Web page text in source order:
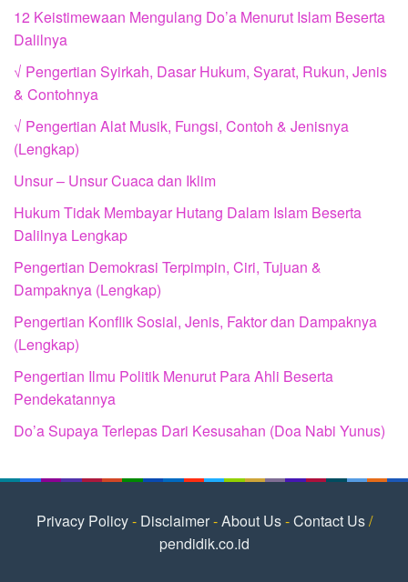
12 Keistimewaan Mengulang Do’a Menurut Islam Beserta
Dalilnya
√ Pengertian Syirkah, Dasar Hukum, Syarat, Rukun, Jenis
& Contohnya
√ Pengertian Alat Musik, Fungsi, Contoh & Jenisnya
(Lengkap)
Unsur – Unsur Cuaca dan Iklim
Hukum Tidak Membayar Hutang Dalam Islam Beserta
Dalilnya Lengkap
Pengertian Demokrasi Terpimpin, Ciri, Tujuan &
Dampaknya (Lengkap)
Pengertian Konflik Sosial, Jenis, Faktor dan Dampaknya
(Lengkap)
Pengertian Ilmu Politik Menurut Para Ahli Beserta
Pendekatannya
Do’a Supaya Terlepas Dari Kesusahan (Doa Nabi Yunus)
Privacy Policy- Disclaimer-About Us-Contact Us/
pendidik.co.id